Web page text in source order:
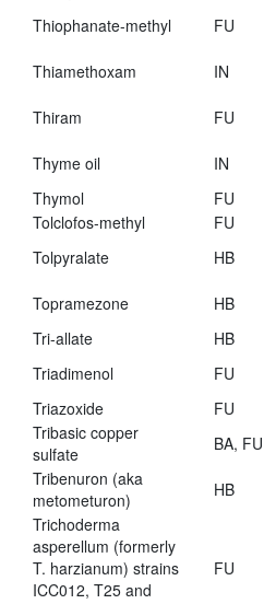
Thiophanate-methyl FU
Thiamethoxam
IN
Thiram FU
Thyme oil IN
Thymol
FU
Tolclofos-methyl
FU
Tolpyralate
HB
Topramezone HB
Tri-allate
HB
Triadimenol
FU
Triazoxide
FU
Tribasic copper
sulfate
BA, FU
Tribenuron (aka
metometuron)
HB
Trichoderma
asperellum (formerly
T. harzianum) strains
ICC012, T25 and
FU